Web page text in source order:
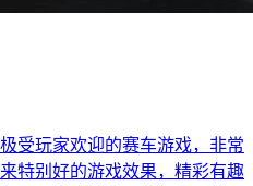
受玩家欢迎的赛车游戏，非常
特别好的游戏效果，精彩有趣